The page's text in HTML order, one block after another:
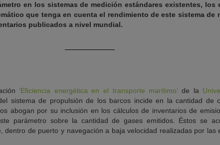
en los sistemas de medición estándares existentes, los
que tenga en cuenta el rendimiento de este sistema de
publicados a nivel mundial.
‘Eficiencia energética en el transporte marítimo’de la
sistema de propulsión de los barcos incide en la cantidad de
abogan por su inclusión en los cálculos de inventarios de
parámetro sobre la cantidad de gases emitidos. Éstos se
dentro de puerto y navegación a baja velocidad realizadas por las